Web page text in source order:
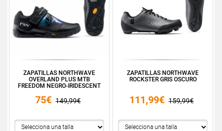
ZAPATILLAS NORTHWAVE
OVERLAND PLUS MTB
FREEDOM NEGRO-IRIDESCENT
75€ 149,99€
ZAPATILLAS NORTHWAVE
ROCKSTER GRIS OSCURO
111,99€ 159,99€